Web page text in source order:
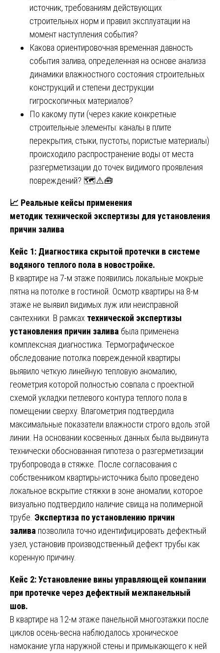
источник, требованиям действующих
строительных норм и правил эксплуатации на
момент наступления события?
Какова ориентировочная временная давность
события залива, определенная на основе анализа
динамики влажностного состояния строительных
конструкций и степени деструкции
гигроскопичных материалов?
По какому пути (через какие конкретные
строительные элементы: каналы в плите
перекрытия, стыки, пустоты, пористые материалы)
происходило распространение воды от места
разгерметизации до точек видимого проявления
повреждений? 🗺️⚠️🧰
📈 Реальные кейсы применения
методик технической экспертизы для установления
причин залива
Кейс 1: Диагностика скрытой протечки в системе
водяного теплого пола в новостройке.
В квартире на 7-м этаже появились локальные мокрые
пятна на потолке в гостиной. Осмотр квартиры на 8-м
этаже не выявил видимых луж или неисправной
сантехники. В рамках технической экспертизы
установления причин залива была применена
комплексная диагностика. Термографическое
обследование потолка поврежденной квартиры
выявило четкую линейную тепловую аномалию,
геометрия которой полностью совпала с проектной
схемой укладки петлевого контура теплого пола в
помещении сверху. Влагометрия подтвердила
максимальные показатели влажности строго вдоль этой
линии. На основании косвенных данных была выдвинута
технически обоснованная гипотеза о разгерметизации
трубопровода в стяжке. После согласования с
собственником квартиры-источника было проведено
локальное вскрытие стяжки в зоне аномалии, которое
визуально подтвердило наличие свища на полимерной
трубе. Экспертиза по установлению причин
залива позволила точно идентифицировать дефектный
узел, установив производственный дефект трубы как
коренную причину.
Кейс 2: Установление вины управляющей компании
при протечке через дефектный межпанельный
шов.
В квартире на 12-м этаже панельной многоэтажки после
циклов осень-весна наблюдалось хроническое
намокание угла наружной стены и примыкающего к ней